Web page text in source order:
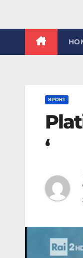
SPORT
‘